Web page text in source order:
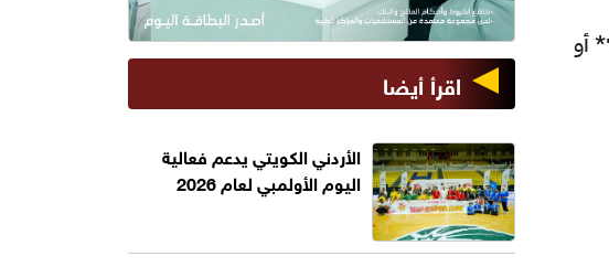
وبإمكان جميع الزبائن من الأفراد والشركات الاشتراك بالحزم عن طريق الاتصال على #777* أو
اقرأ أيضا
الأردني الكويتي يدعم فعالية
اليوم الأولمبي لعام 2026